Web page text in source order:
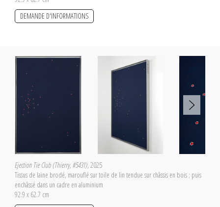
DEMANDE D'INFORMATIONS
Ejection Tie Club (Thierry, #5431), 2025
Tissus de laine brodé, marouflé sur toile de lin tendue sur châssis en bois ; puis
enchâssé dans un cadre en aluminium
92.9 x 62.7 cm